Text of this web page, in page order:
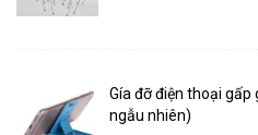
Gía đỡ điện thoại gấp
ngẫu nhiên)